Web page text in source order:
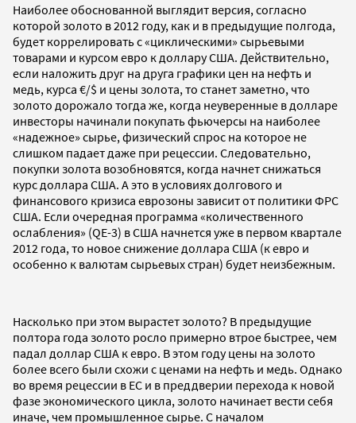
Наиболее обоснованной выглядит версия, согласно
которой золото в 2012 году, как и в предыдущие полгода,
будет коррелировать с «циклическими» сырьевыми
товарами и курсом евро к доллару США. Действительно,
если наложить друг на друга графики цен на нефть и
медь, курса €/$ и цены золота, то станет заметно, что
золото дорожало тогда же, когда неуверенные в долларе
инвесторы начинали покупать фьючерсы на наиболее
«надежное» сырье, физический спрос на которое не
слишком падает даже при рецессии. Следовательно,
покупки золота возобновятся, когда начнет снижаться
курс доллара США. А это в условиях долгового и
финансового кризиса еврозоны зависит от политики ФРС
США. Если очередная программа «количественного
ослабления» (QE-3) в США начнется уже в первом квартале
2012 года, то новое снижение доллара США (к евро и
особенно к валютам сырьевых стран) будет неизбежным.
Насколько при этом вырастет золото? В предыдущие
полтора года золото росло примерно втрое быстрее, чем
падал доллар США к евро. В этом году цены на золото
более всего были схожи с ценами на нефть и медь. Однако
во время рецессии в ЕС и в преддверии перехода к новой
фазе экономического цикла, золото начинает вести себя
иначе, чем промышленное сырье. С началом